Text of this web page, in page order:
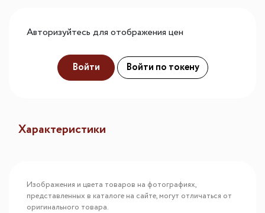
Авторизуйтесь для отображения цен
Войти Войти по токену
Характеристики
Изображения и цвета товаров на фотографиях,
представленных в каталоге на сайте, могут отличаться от
оригинального товара.